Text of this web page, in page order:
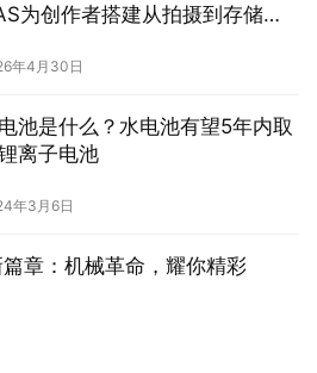
为创作者搭建从拍摄到存储的
年4月30日
池是什么？水电池有望5年内取
离子电池
年3月6日
章：机械革命，耀你精彩